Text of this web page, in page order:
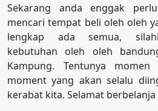
Sekarang anda enggak
mencari tempat beli oleh oleh
lengkap ada semua,
kebutuhan oleh oleh
Kampung. Tentunya
moment yang akan selalu
kerabat kita. Selamat